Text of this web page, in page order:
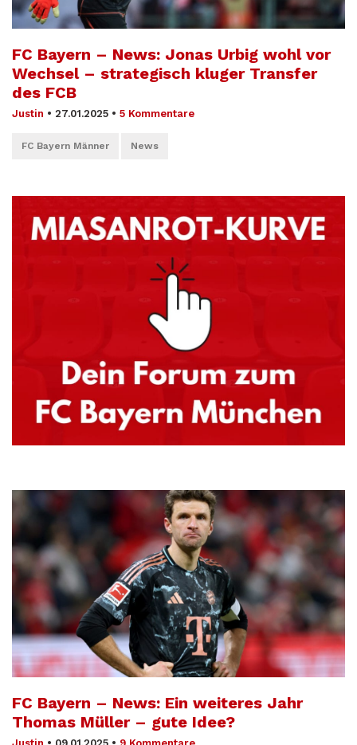
FC Bayern – News: Jonas Urbig wohl vor
Wechsel – strategisch kluger Transfer
des FCB
Justin • 27.01.2025 • 5 Kommentare
FC Bayern Männer News
FC Bayern – News: Ein weiteres Jahr
Thomas Müller – gute Idee?